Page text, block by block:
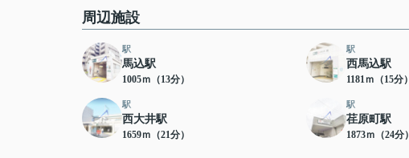
周辺施設
駅
馬込駅
1005ｍ（13分）
駅
西馬込駅
1181ｍ（15分）
駅
西大井駅
1659ｍ（21分）
駅
荏原町駅
1873ｍ（24分）